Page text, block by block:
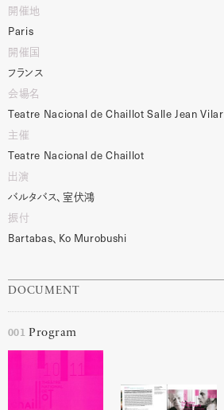
開催地
Paris
開催国
フランス
会場名
Teatre Nacional de Chaillot Salle Jean Vilar
主催
Teatre Nacional de Chaillot
出演
バルタバス、室伏鴻
振付
Bartabas、 Ko Murobushi
DOCUMENT
001 Program